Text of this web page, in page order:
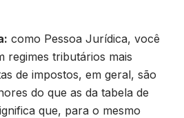
como Pessoa Jurídica, você
regimes tributários mais
de impostos, em geral, são
do que as da tabela de
que, para o mesmo